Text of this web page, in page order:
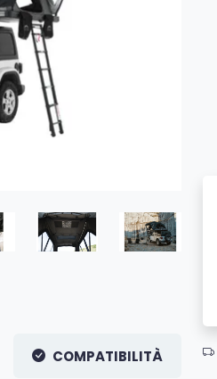
COMPATIBILITÀ